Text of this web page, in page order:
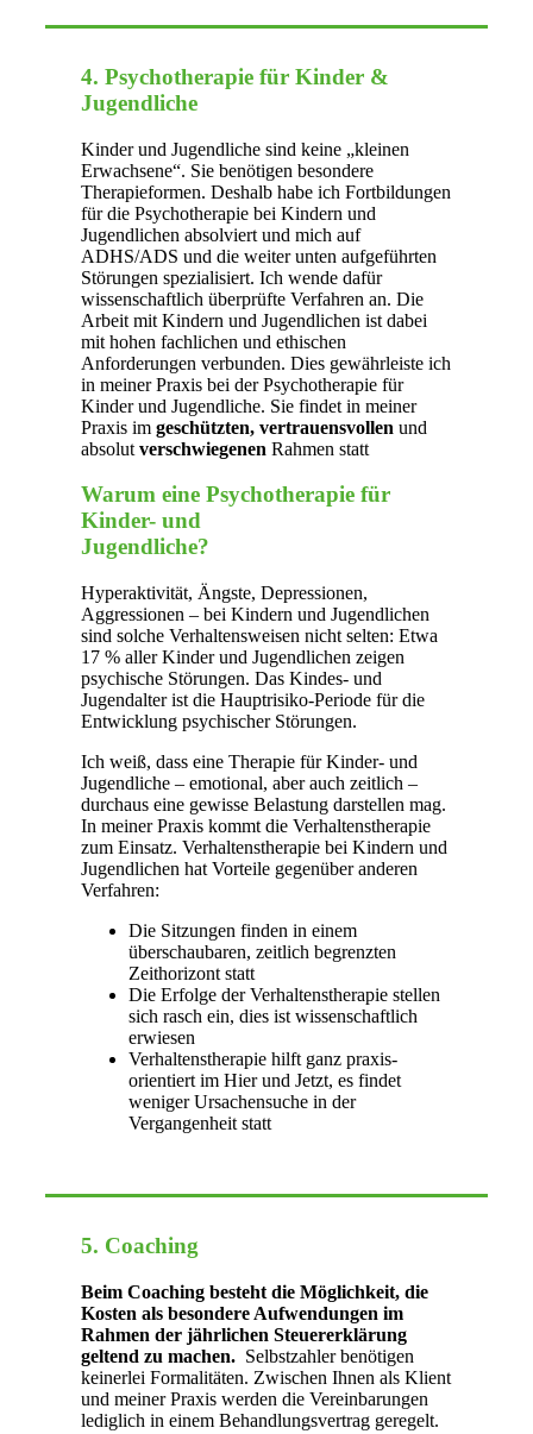
4. Psychotherapie für Kinder &
Jugendliche
Kinder und Jugendliche sind keine „kleinen
Erwachsene“. Sie benötigen besondere
Therapieformen. Deshalb habe ich Fortbildungen
für die Psychotherapie bei Kindern und
Jugendlichen absolviert und mich auf
ADHS/ADS und die weiter unten aufgeführten
Störungen spezialisiert. Ich wende dafür
wissenschaftlich überprüfte Verfahren an. Die
Arbeit mit Kindern und Jugendlichen ist dabei
mit hohen fachlichen und ethischen
Anforderungen verbunden. Dies gewährleiste ich
in meiner Praxis bei der Psychotherapie für
Kinder und Jugendliche. Sie findet in meiner
Praxis im geschützten, vertrauensvollen und
absolut verschwiegenen Rahmen statt
Warum eine Psychotherapie für
Kinder- und
Jugendliche?
Hyperaktivität, Ängste, Depressionen,
Aggressionen – bei Kindern und Jugendlichen
sind solche Verhaltensweisen nicht selten: Etwa
17 % aller Kinder und Jugendlichen zeigen
psychische Störungen. Das Kindes- und
Jugendalter ist die Hauptrisiko-Periode für die
Entwicklung psychischer Störungen.
Ich weiß, dass eine Therapie für Kinder- und
Jugendliche – emotional, aber auch zeitlich –
durchaus eine gewisse Belastung darstellen mag.
In meiner Praxis kommt die Verhaltenstherapie
zum Einsatz. Verhaltenstherapie bei Kindern und
Jugendlichen hat Vorteile gegenüber anderen
Verfahren:
Die Sitzungen finden in einem
überschaubaren, zeitlich begrenzten
Zeithorizont statt
Die Erfolge der Verhaltenstherapie stellen
sich rasch ein, dies ist wissenschaftlich
erwiesen
Verhaltenstherapie hilft ganz praxis-
orientiert im Hier und Jetzt, es findet
weniger Ursachensuche in der
Vergangenheit statt
5. Coaching
Beim Coaching besteht die Möglichkeit, die
Kosten als besondere Aufwendungen im
Rahmen der jährlichen Steuererklärung
geltend zu machen. Selbstzahler benötigen
keinerlei Formalitäten. Zwischen Ihnen als Klient
und meiner Praxis werden die Vereinbarungen
lediglich in einem Behandlungsvertrag geregelt.